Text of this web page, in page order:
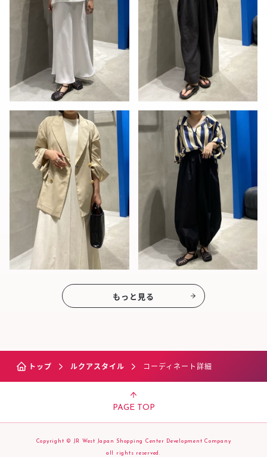
もっと見る
トップ ルクアスタイル コーディネート詳細
PAGE TOP
Copyright © JR West Japan Shopping Center Development Company
all rights reserved.